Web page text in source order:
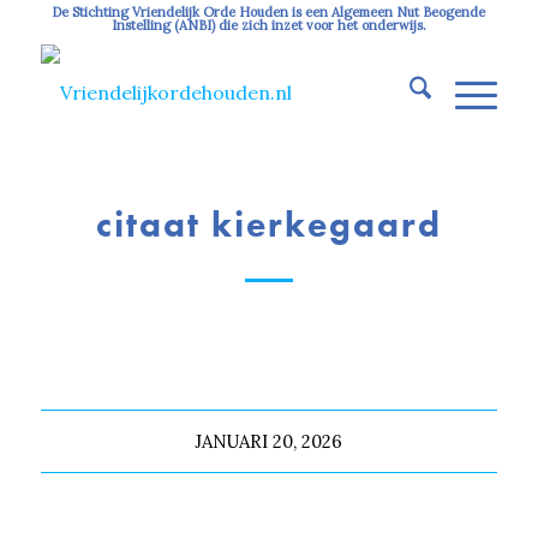
De Stichting Vriendelijk Orde Houden is een Algemeen Nut Beogende
Instelling (ANBI) die zich inzet voor het onderwijs.
citaat kierkegaard
JANUARI 20, 2026